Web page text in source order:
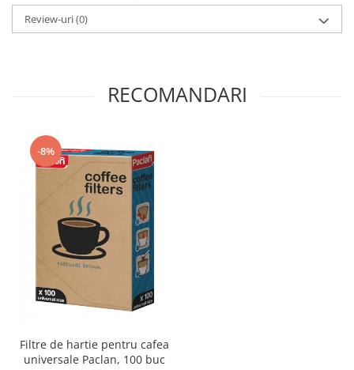
Tampoane si absorbante
Oja si lac de unghii
Seturi cadou
Review-uri(0)
RECOMANDARI
-8%
Filtre de hartie pentru cafea
universale Paclan, 100 buc